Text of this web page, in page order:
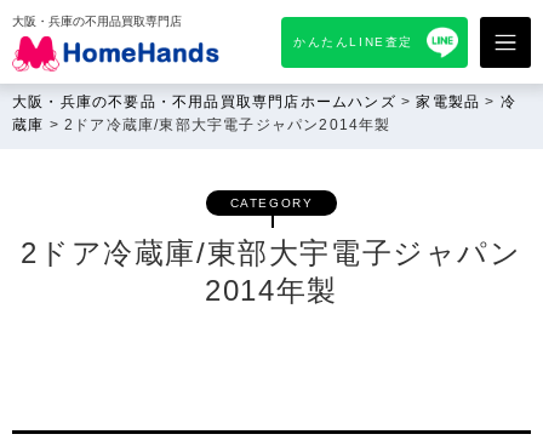
大阪・兵庫の不用品買取専門店
かんたんLINE査定
大阪・兵庫の不要品・不用品買取専門店ホームハンズ >家電製品 > 冷
蔵庫 >2ドア冷蔵庫/東部大宇電子ジャパン2014年製
CATEGORY
2ドア冷蔵庫/東部大宇電子ジャパン
2014年製